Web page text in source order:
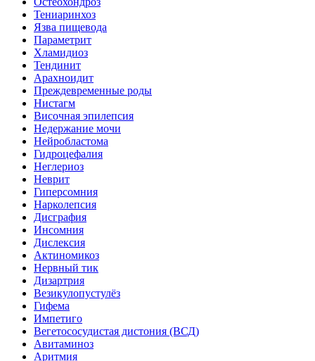
Тениаринхоз
Язва пищевода
Параметрит
Хламидиоз
Тендинит
Арахноидит
Преждевременные роды
Нистагм
Височная эпилепсия
Недержание мочи
Нейробластома
Гидроцефалия
Неглериоз
Неврит
Гиперсомния
Нарколепсия
Дисграфия
Инсомния
Дислексия
Актиномикоз
Нервный тик
Дизартрия
Везикулопустулёз
Гифема
Импетиго
Вегетососудистая дистония (ВСД)
Авитаминоз
Аритмия